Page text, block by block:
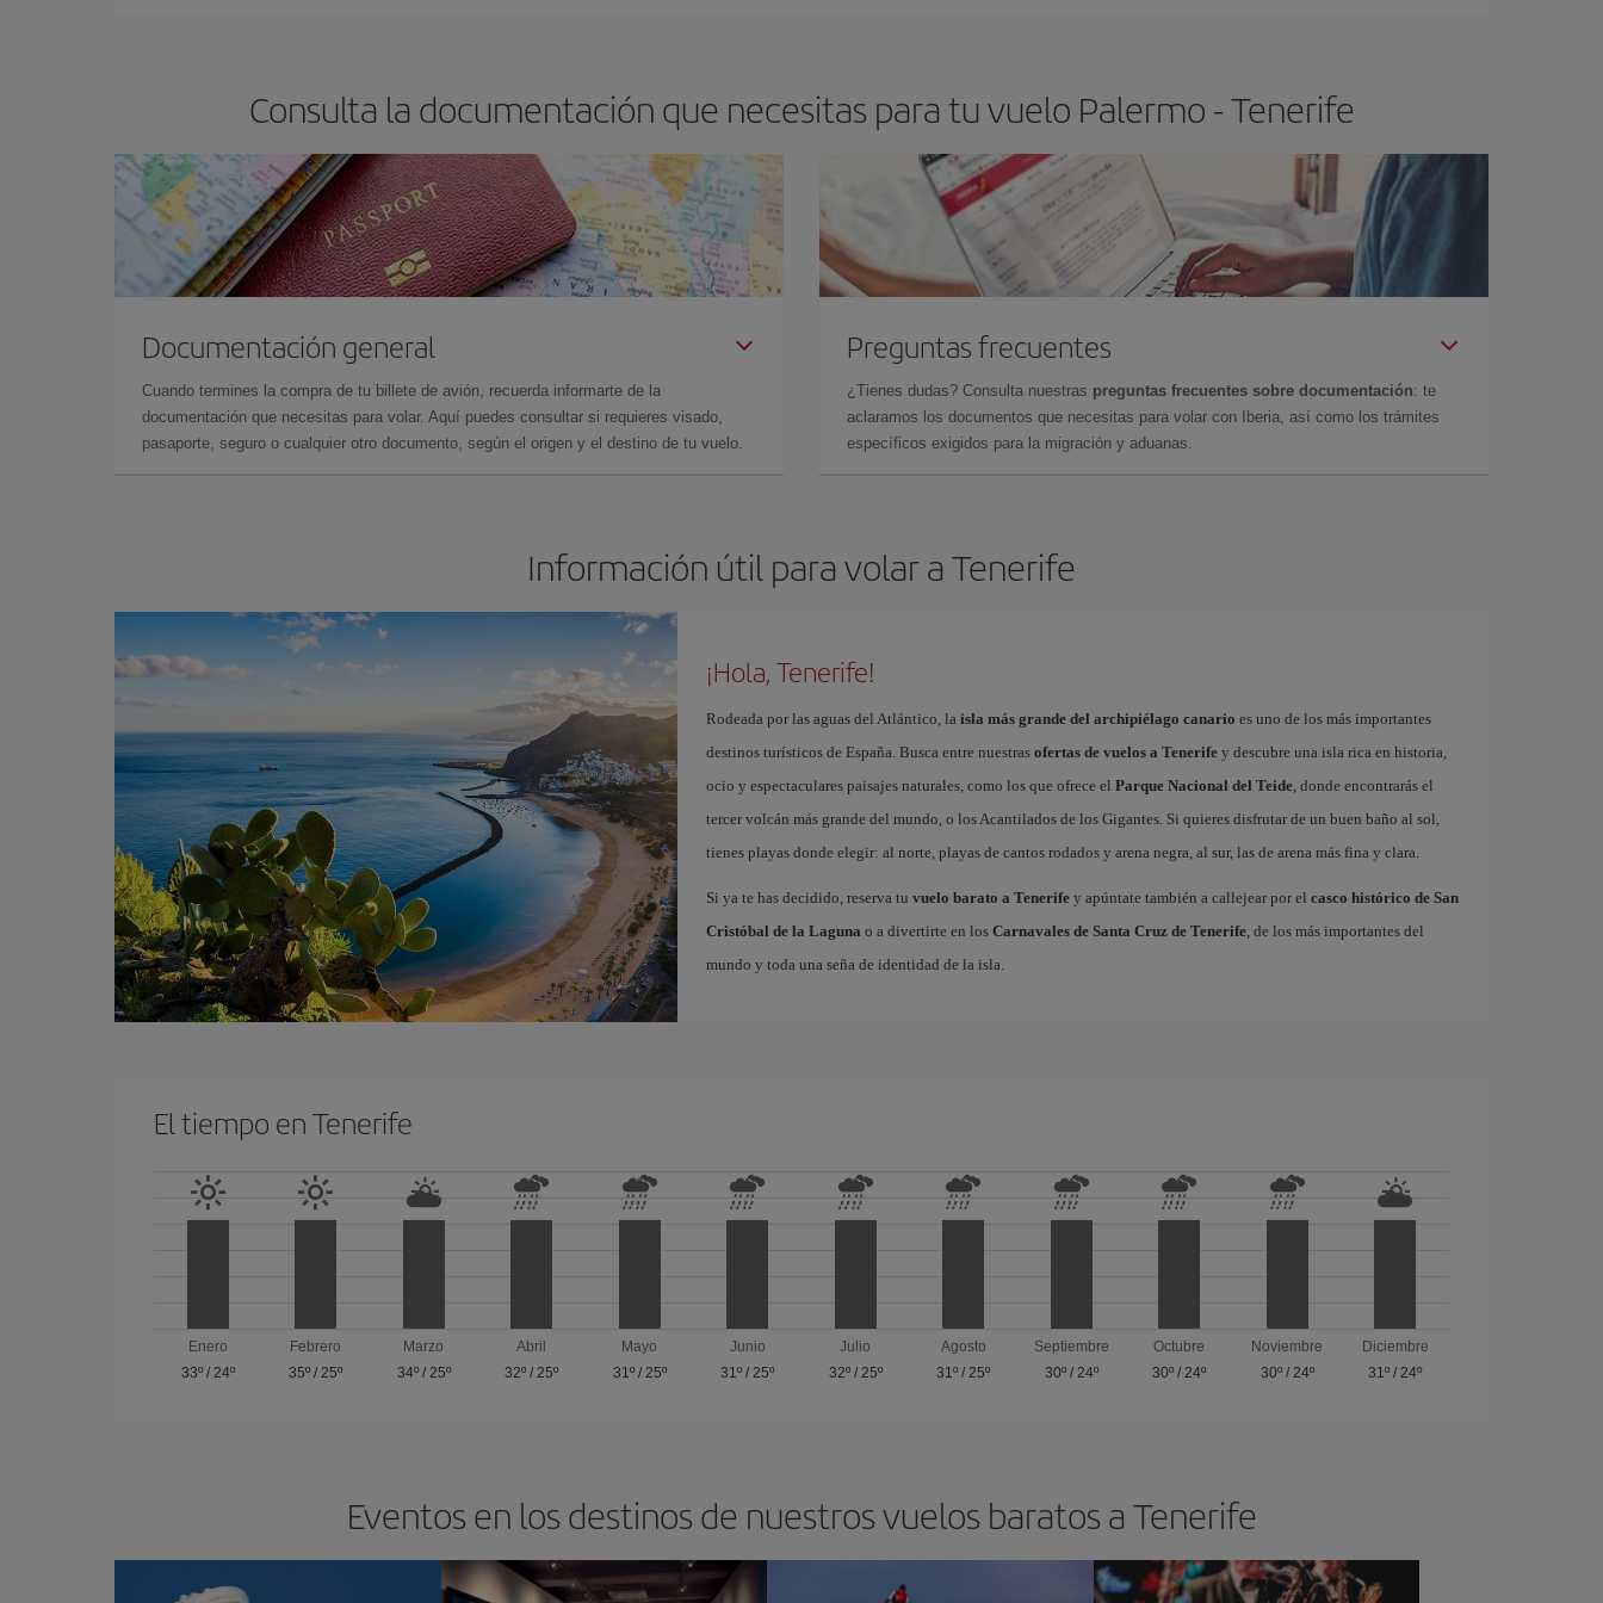
Consulta la documentación que necesitas para tu vuelo Palermo - Tenerife
Documentación general
Cuando termines la compra de tu billete de avión, recuerda informarte de la
documentación que necesitas para volar. Aquí puedes consultar si requieres visado,
pasaporte, seguro o cualquier otro documento, según el origen y el destino de tu vuelo.
Preguntas frecuentes
¿Tienes dudas? Consulta nuestras preguntas frecuentes sobre documentación: te
aclaramos los documentos que necesitas para volar con Iberia, así como los trámites
específicos exigidos para la migración y aduanas.
Información útil para volar a Tenerife
¡Hola, Tenerife!
Rodeada por las aguas del Atlántico, la isla más grande del archipiélago canario es uno de los más importantes
destinos turísticos de España. Busca entre nuestras ofertas de vuelos a Tenerifey descubre una isla rica en historia,
ocio y espectaculares paisajes naturales, como los que ofrece el Parque Nacional del Teide, donde encontrarás el
tercer volcán más grande del mundo, o los Acantilados de los Gigantes. Si quieres disfrutar de un buen baño al sol,
tienes playas donde elegir: al norte, playas de cantos rodados y arena negra, al sur, las de arena más fina y clara.
Si ya te has decidido, reserva tu vuelo barato a Tenerifey apúntate también a callejear por el casco histórico de San
Cristóbal de la Laguna o a divertirte en los Carnavales de Santa Cruz de Tenerife, de los más importantes del
mundo y toda una seña de identidad de la isla.
El tiempo en Tenerife
Enero
33º/ 24º
Febrero
35º /25º
Marzo
34º/ 25º
Abril
32º /25º
Mayo
31º/ 25º
Junio
31º /25º
Julio
32º/ 25º
Agosto
31º /25º
Septiembre
30º/ 24º
Octubre
30º /24º
Noviembre
30º/ 24º
Diciembre
31º /24º
Eventos en los destinos de nuestros vuelos baratos a Tenerife